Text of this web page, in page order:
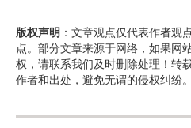
版权声明 ：文章观点仅代表作者观
点。部分文章来源于网络，如果网
权，请联系我们及时删除处理！转
作者和出处，避免无谓的侵权纠纷。